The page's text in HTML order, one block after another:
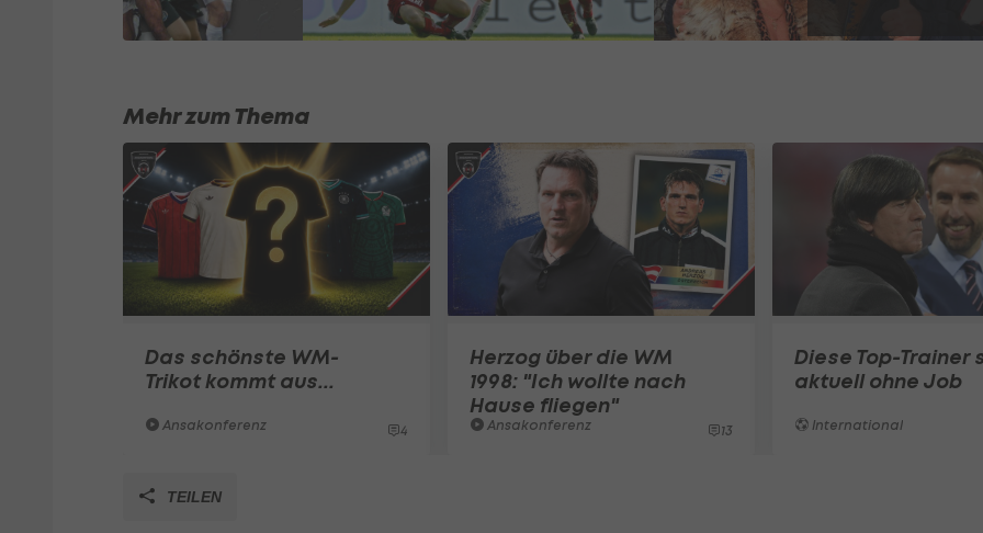
Mehr zum Thema
Das schönste WM-
Trikot kommt aus...
Ansakonferenz 4
Herzog über die WM
1998: "Ich wollte nach
Hause fliegen"
Ansakonferenz 13
Diese Top-Trainer
aktuell ohne Job
International
TEILEN